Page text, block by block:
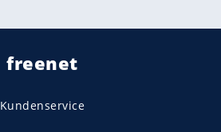
freenet
Kundenservice